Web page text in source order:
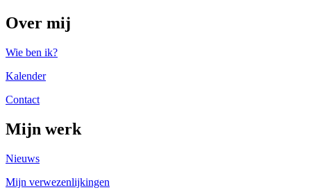
Over mij
Wie ben ik?
Kalender
Contact
Mijn werk
Nieuws
Mijn verwezenlijkingen